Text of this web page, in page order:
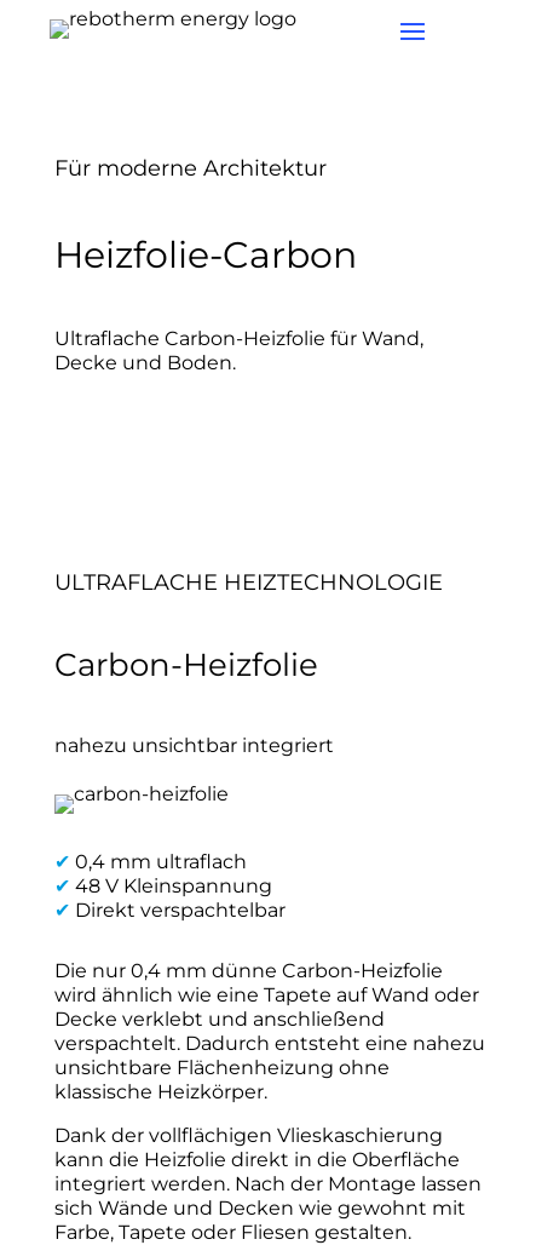
Für moderne Architektur
Heizfolie-Carbon
Ultraflache Carbon-Heizfolie für Wand,
Decke und Boden.
ULTRAFLACHE HEIZTECHNOLOGIE
Carbon-Heizfolie
nahezu unsichtbar integriert
✔ 0,4 mm ultraflach
✔ 48 V Kleinspannung
✔ Direkt verspachtelbar
Die nur 0,4 mm dünne Carbon-Heizfolie
wird ähnlich wie eine Tapete auf Wand oder
Decke verklebt und anschließend
verspachtelt. Dadurch entsteht eine nahezu
unsichtbare Flächenheizung ohne
klassische Heizkörper.
Dank der vollflächigen Vlieskaschierung
kann die Heizfolie direkt in die Oberfläche
integriert werden. Nach der Montage lassen
sich Wände und Decken wie gewohnt mit
Farbe, Tapete oder Fliesen gestalten.